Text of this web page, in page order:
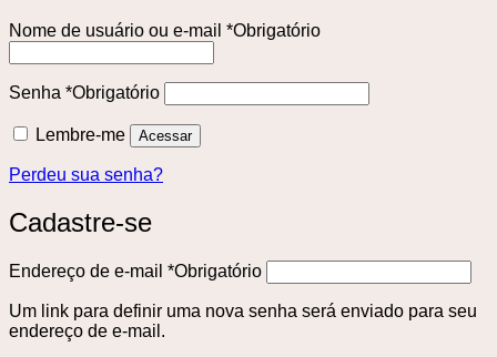
Nome de usuário ou e-mail *Obrigatório
Senha *Obrigatório
Lembre-me Acessar
Perdeu sua senha?
Cadastre-se
Endereço de e-mail *Obrigatório
Um link para definir uma nova senha será enviado para seu
endereço de e-mail.